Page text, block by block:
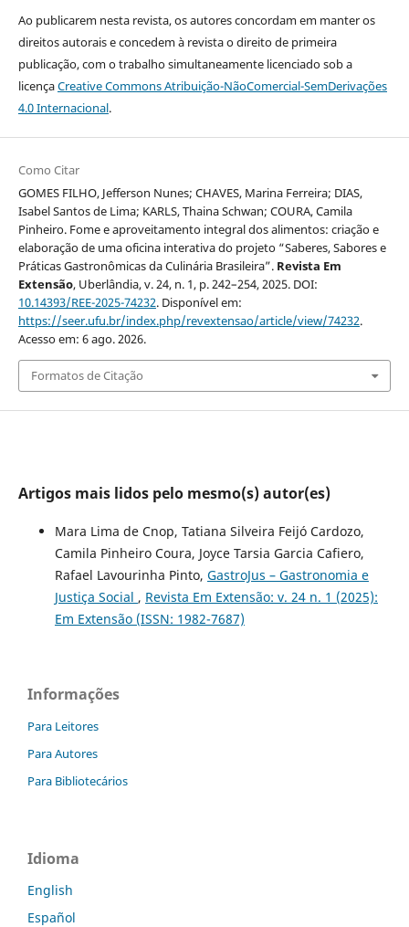
Ao publicarem nesta revista, os autores concordam em manter os
direitos autorais e concedem à revista o direito de primeira
publicação, com o trabalho simultaneamente licenciado sob a
licençaCreative Commons Atribuição-NãoComercial-SemDerivações
4.0 Internacional.
Como Citar
GOMES FILHO, Jefferson Nunes; CHAVES, Marina Ferreira; DIAS,
Isabel Santos de Lima; KARLS, Thaina Schwan; COURA, Camila
Pinheiro. Fome e aproveitamento integral dos alimentos: criação e
elaboração de uma oficina interativa do projeto “Saberes, Sabores e
Práticas Gastronômicas da Culinária Brasileira”. Revista Em
Extensão, Uberlândia, v. 24, n. 1, p. 242–254, 2025. DOI:
10.14393/REE-2025-74232. Disponível em:
https://seer.ufu.br/index.php/revextensao/article/view/74232.
Acesso em: 6 ago. 2026.
Formatos de Citação
Artigos mais lidos pelo mesmo(s) autor(es)
Mara Lima de Cnop, Tatiana Silveira Feijó Cardozo,
Camila Pinheiro Coura, Joyce Tarsia Garcia Cafiero,
Rafael Lavourinha Pinto, GastroJus – Gastronomia e
Justiça Social , Revista Em Extensão: v. 24 n. 1 (2025):
Em Extensão (ISSN: 1982-7687)
Informações
Para Leitores
Para Autores
Para Bibliotecários
Idioma
English
Español